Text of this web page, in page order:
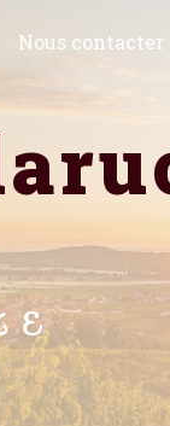
Nous contacter